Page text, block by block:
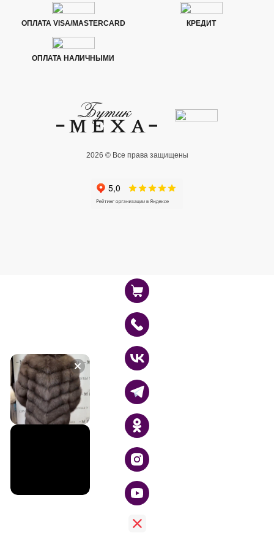
ОПЛАТА VISA/MASTERCARD КРЕДИТ
ОПЛАТА НАЛИЧНЫМИ
2026 © Все права защищены